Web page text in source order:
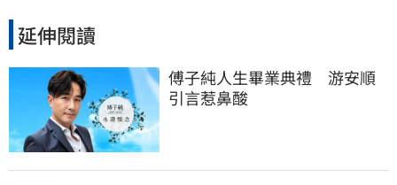
延伸閱讀
傅子純人生畢業典禮　游安順
引言惹鼻酸